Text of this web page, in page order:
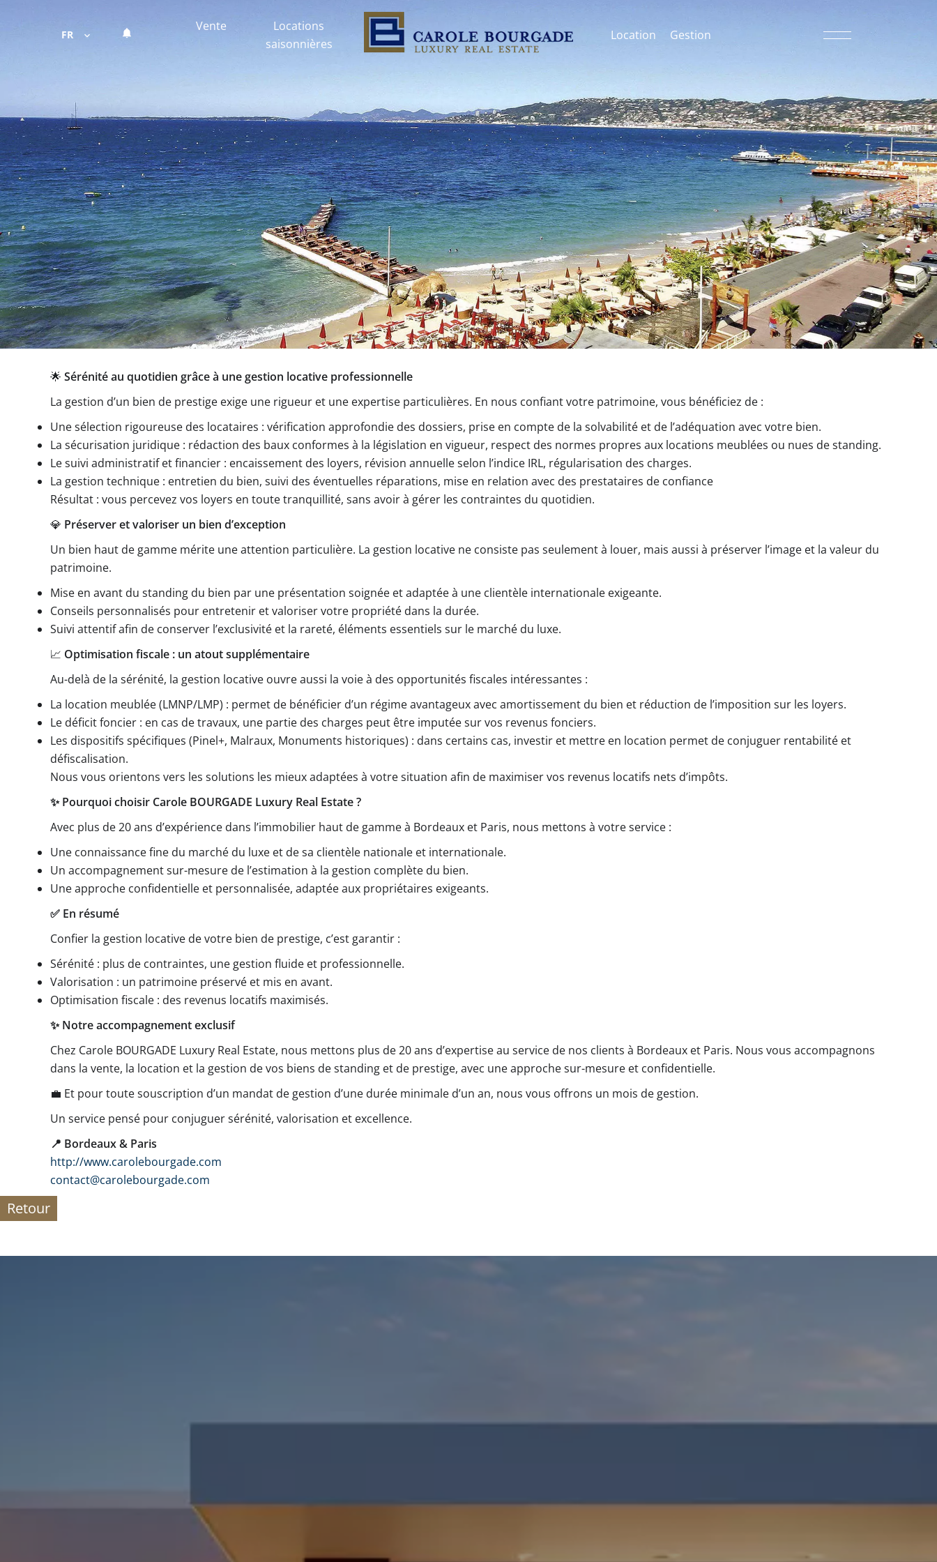
FR
Vente
Locations
saisonnières
Location Gestion
🌟 Sérénité au quotidien grâce à une gestion locative professionnelle
La gestion d’un bien de prestige exige une rigueur et une expertise particulières. En nous confiant votre patrimoine, vous bénéficiez de :
Une sélection rigoureuse des locataires : vérification approfondie des dossiers, prise en compte de la solvabilité et de l’adéquation avec votre bien.
La sécurisation juridique : rédaction des baux conformes à la législation en vigueur, respect des normes propres aux locations meublées ou nues de standing.
Le suivi administratif et financier : encaissement des loyers, révision annuelle selon l’indice IRL, régularisation des charges.
La gestion technique : entretien du bien, suivi des éventuelles réparations, mise en relation avec des prestataires de confiance
Résultat : vous percevez vos loyers en toute tranquillité, sans avoir à gérer les contraintes du quotidien.
💎 Préserver et valoriser un bien d’exception
Un bien haut de gamme mérite une attention particulière. La gestion locative ne consiste pas seulement à louer, mais aussi à préserver l’image et la valeur du
patrimoine.
Mise en avant du standing du bien par une présentation soignée et adaptée à une clientèle internationale exigeante.
Conseils personnalisés pour entretenir et valoriser votre propriété dans la durée.
Suivi attentif afin de conserver l’exclusivité et la rareté, éléments essentiels sur le marché du luxe.
📈 Optimisation fiscale : un atout supplémentaire
Au-delà de la sérénité, la gestion locative ouvre aussi la voie à des opportunités fiscales intéressantes :
La location meublée (LMNP/LMP) : permet de bénéficier d’un régime avantageux avec amortissement du bien et réduction de l’imposition sur les loyers.
Le déficit foncier : en cas de travaux, une partie des charges peut être imputée sur vos revenus fonciers.
Les dispositifs spécifiques (Pinel+, Malraux, Monuments historiques) : dans certains cas, investir et mettre en location permet de conjuguer rentabilité et
défiscalisation.
Nous vous orientons vers les solutions les mieux adaptées à votre situation afin de maximiser vos revenus locatifs nets d’impôts.
✨ Pourquoi choisir Carole BOURGADE Luxury Real Estate ?
Avec plus de 20 ans d’expérience dans l’immobilier haut de gamme à Bordeaux et Paris, nous mettons à votre service :
Une connaissance fine du marché du luxe et de sa clientèle nationale et internationale.
Un accompagnement sur-mesure de l’estimation à la gestion complète du bien.
Une approche confidentielle et personnalisée, adaptée aux propriétaires exigeants.
✅ En résumé
Confier la gestion locative de votre bien de prestige, c’est garantir :
Sérénité : plus de contraintes, une gestion fluide et professionnelle.
Valorisation : un patrimoine préservé et mis en avant.
Optimisation fiscale : des revenus locatifs maximisés.
✨ Notre accompagnement exclusif
Chez Carole BOURGADE Luxury Real Estate, nous mettons plus de 20 ans d’expertise au service de nos clients à Bordeaux et Paris. Nous vous accompagnons
dans la vente, la location et la gestion de vos biens de standing et de prestige, avec une approche sur-mesure et confidentielle.
💼 Et pour toute souscription d’un mandat de gestion d’une durée minimale d’un an, nous vous offrons un mois de gestion.
Un service pensé pour conjuguer sérénité, valorisation et excellence.
📍 Bordeaux & Paris
http://www.carolebourgade.com
contact@carolebourgade.com
Retour